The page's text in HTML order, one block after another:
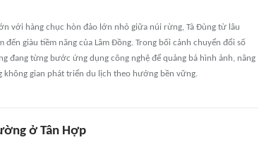
với hàng chục hòn đảo lớn nhỏ giữa núi rừng, Tà Đùng từ lâu
giàu tiềm năng của Lâm Đồng. Trong bối cảnh chuyển đổi số
đang từng bước ứng dụng công nghệ để quảng bá hình ảnh, nâng
gian phát triển du lịch theo hướng bền vững.
ở Tân Hợp